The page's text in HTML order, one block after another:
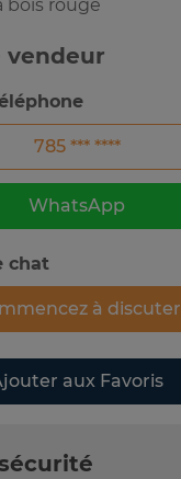
bois rouge
vendeur
785 *** ****
WhatsApp
chat
à discuter
aux Favoris